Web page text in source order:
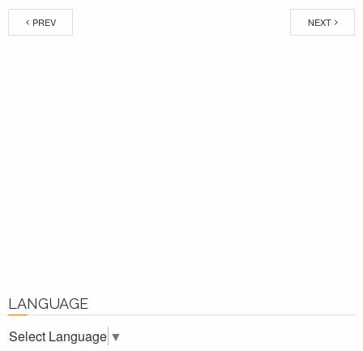
PREV NEXT
LANGUAGE
Select Language ▼